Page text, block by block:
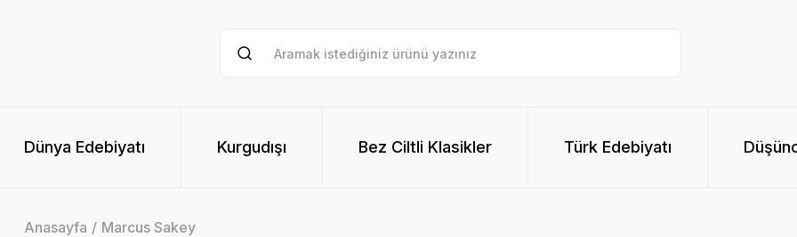
Dünya Edebiyatı Kurgudışı Bez Ciltli Klasikler Türk Edebiyatı
Anasayfa Marcus Sakey